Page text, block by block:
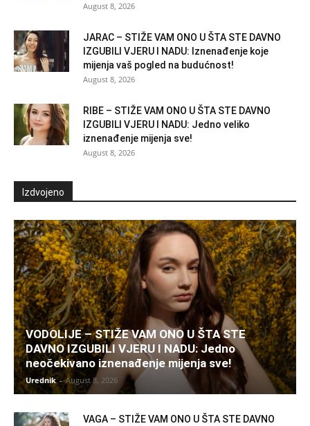
August 8, 2026
JARAC – STIŽE VAM ONO U ŠTA STE DAVNO
IZGUBILI VJERU I NADU: Iznenađenje koje
mijenja vaš pogled na budućnost!
August 8, 2026
RIBE – STIŽE VAM ONO U ŠTA STE DAVNO
IZGUBILI VJERU I NADU: Jedno veliko
iznenađenje mijenja sve!
August 8, 2026
Izdvojeno
VODOLIJE – STIŽE VAM ONO U ŠTA STE
DAVNO IZGUBILI VJERU I NADU: Jedno
neočekivano iznenađenje mijenja sve!
Urednik - August 8, 2026
VAGA – STIŽE VAM ONO U ŠTA STE DAVNO